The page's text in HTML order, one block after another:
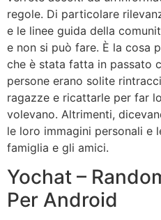
regole. Di particolare
e le linee guida della
e non si può fare. È la cosa
che è stata fatta in passato
persone erano solite
ragazze e ricattarle per far
volevano. Altrimenti,
le loro immagini personali e
famiglia e gli amici.
Yochat –
Per Android